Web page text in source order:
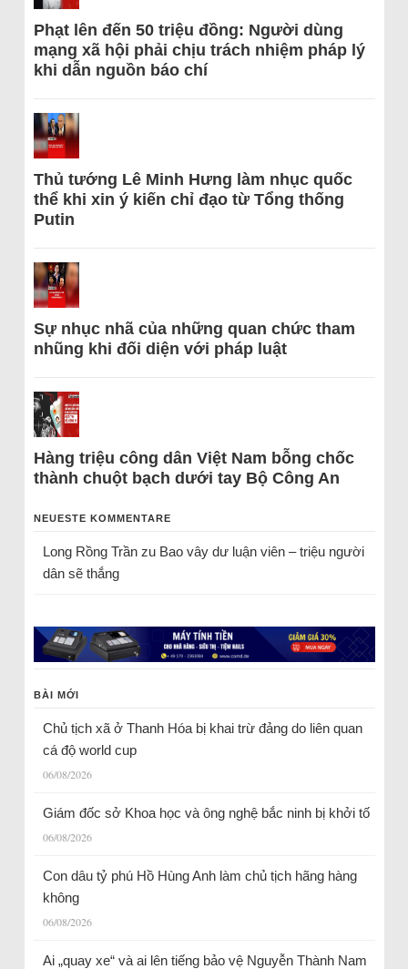
Phạt lên đến 50 triệu đồng: Người dùng
mạng xã hội phải chịu trách nhiệm pháp lý
khi dẫn nguồn báo chí
Thủ tướng Lê Minh Hưng làm nhục quốc
thể khi xin ý kiến chỉ đạo từ Tổng thống
Putin
Sự nhục nhã của những quan chức tham
nhũng khi đối diện với pháp luật
Hàng triệu công dân Việt Nam bỗng chốc
thành chuột bạch dưới tay Bộ Công An
NEUESTE KOMMENTARE
Long Rồng Trầnzu Bao vây dư luận viên – triệu người
dân sẽ thắng
BÀI MỚI
Chủ tịch xã ở Thanh Hóa bị khai trừ đảng do liên quan
cá độ world cup
06/08/2026
Giám đốc sở Khoa học và ông nghệ bắc ninh bị khởi tố
06/08/2026
Con dâu tỷ phú Hồ Hùng Anh làm chủ tịch hãng hàng
không
06/08/2026
Ai „quay xe“ và ai lên tiếng bảo vệ Nguyễn Thành Nam